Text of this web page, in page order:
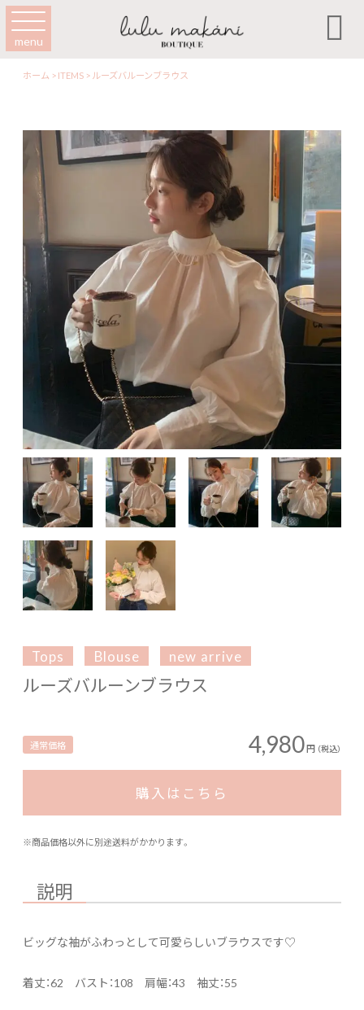
menu 
ホーム >ITEMS >ルーズバルーンブラウス
Tops Blouse new arrive
ルーズバルーンブラウス
通常価格 4,980円 （税込）
購入はこちら
※商品価格以外に別途送料がかかります。
説明
ビッグな袖がふわっとして可愛らしいブラウスです♡
着丈：62 バスト：108 肩幅：43 袖丈：55